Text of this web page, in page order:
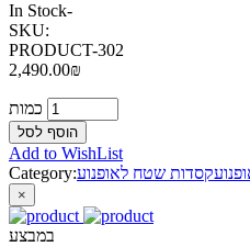
In Stock-
SKU:
PRODUCT-302
2,490.00₪
Add to WishList
Category:קסדות שטח לאופנוע
×
במבצע